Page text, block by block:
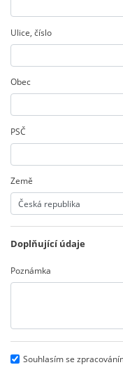
Ulice, číslo
Obec
PSČ
Země
Doplňující údaje
Poznámka
Souhlasím se